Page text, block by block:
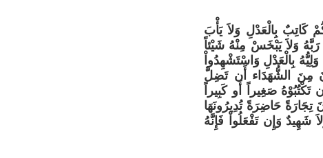
كَاتِبٌ بِالْعَدْلِ وَلاَ يَأْبَ
وَلاَ يَبْخَسْ مِنْهُ شَيْئاً
بِالْعَدْلِ وَاسْتَشْهِدُواْ
مِنَ الشُّهَدَاء أَن تَضِلَّ
صَغِيراً أَو كَبِيراً
تِجَارَةً حَاضِرَةً تُدِيرُونَهَا
شَهِيدٌ وَإِن تَفْعَلُواْ فَإِنَّهُ